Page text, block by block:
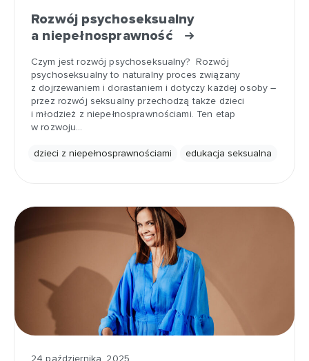
Rozwój psychoseksualny
a niepełnosprawność
Czym jest rozwój psychoseksualny? Rozwój
psychoseksualny to naturalny proces związany
z dojrzewaniem i dorastaniem i dotyczy każdej osoby –
przez rozwój seksualny przechodzą także dzieci
i młodzież z niepełnosprawnościami. Ten etap
w rozwoju…
dzieci z niepełnosprawnościami edukacja seksualna
24 października, 2025